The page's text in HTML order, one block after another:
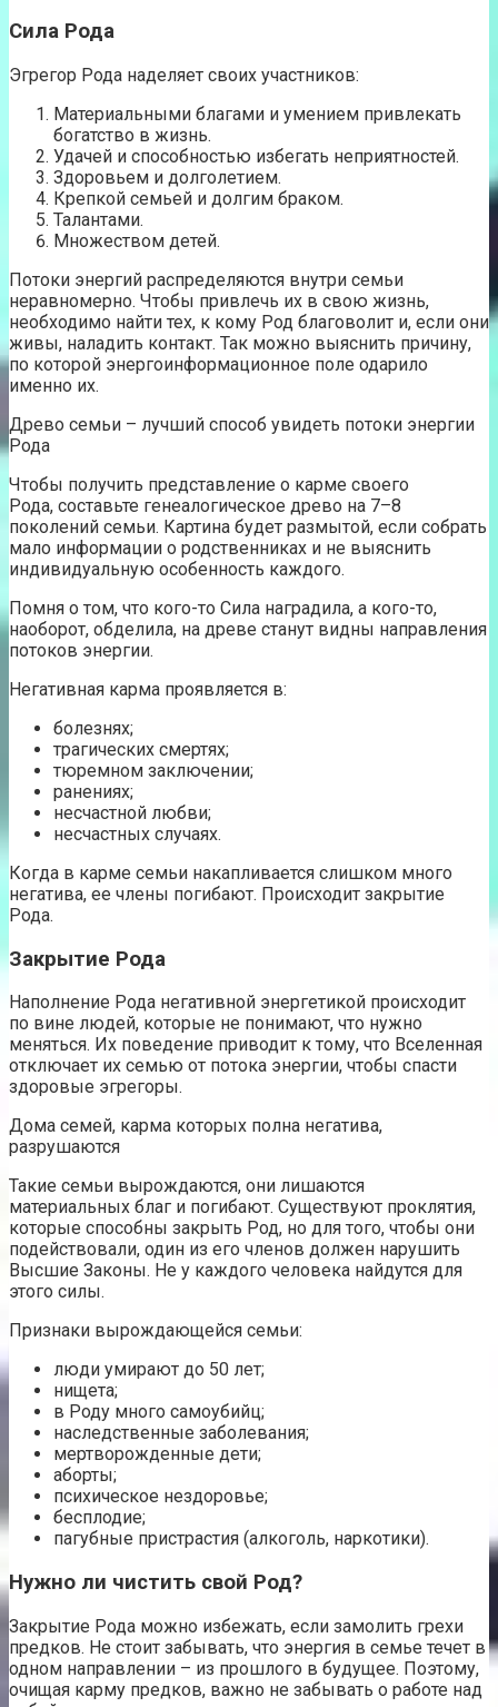
Сила Рода
Эгрегор Рода наделяет своих участников:
Материальными благами и умением привлекать
богатство в жизнь.
Удачей и способностью избегать неприятностей.
Здоровьем и долголетием.
Крепкой семьей и долгим браком.
Талантами.
Множеством детей.
Потоки энергий распределяются внутри семьи
неравномерно. Чтобы привлечь их в свою жизнь,
необходимо найти тех, к кому Род благоволит и, если они
живы, наладить контакт. Так можно выяснить причину,
по которой энергоинформационное поле одарило
именно их.
Древо семьи – лучший способ увидеть потоки энергии
Рода
Чтобы получить представление о карме своего
Рода, составьте генеалогическое древо на 7–8
поколений семьи. Картина будет размытой, если собрать
мало информации о родственниках и не выяснить
индивидуальную особенность каждого.
Помня о том, что кого-то Сила наградила, а кого-то,
наоборот, обделила, на древе станут видны направления
потоков энергии.
Негативная карма проявляется в:
болезнях;
трагических смертях;
тюремном заключении;
ранениях;
несчастной любви;
несчастных случаях.
Когда в карме семьи накапливается слишком много
негатива, ее члены погибают. Происходит закрытие
Рода.
Закрытие Рода
Наполнение Рода негативной энергетикой происходит
по вине людей, которые не понимают, что нужно
меняться. Их поведение приводит к тому, что Вселенная
отключает их семью от потока энергии, чтобы спасти
здоровые эгрегоры.
Дома семей, карма которых полна негатива,
разрушаются
Такие семьи вырождаются, они лишаются
материальных благ и погибают. Существуют проклятия,
которые способны закрыть Род, но для того, чтобы они
подействовали, один из его членов должен нарушить
Высшие Законы. Не у каждого человека найдутся для
этого силы.
Признаки вырождающейся семьи:
люди умирают до 50 лет;
нищета;
в Роду много самоубийц;
наследственные заболевания;
мертворожденные дети;
аборты;
психическое нездоровье;
бесплодие;
пагубные пристрастия (алкоголь, наркотики).
Нужно ли чистить свой Род?
Закрытие Рода можно избежать, если замолить грехи
предков. Не стоит забывать, что энергия в семье течет в
одном направлении – из прошлого в будущее. Поэтому,
очищая карму предков, важно не забывать о работе над